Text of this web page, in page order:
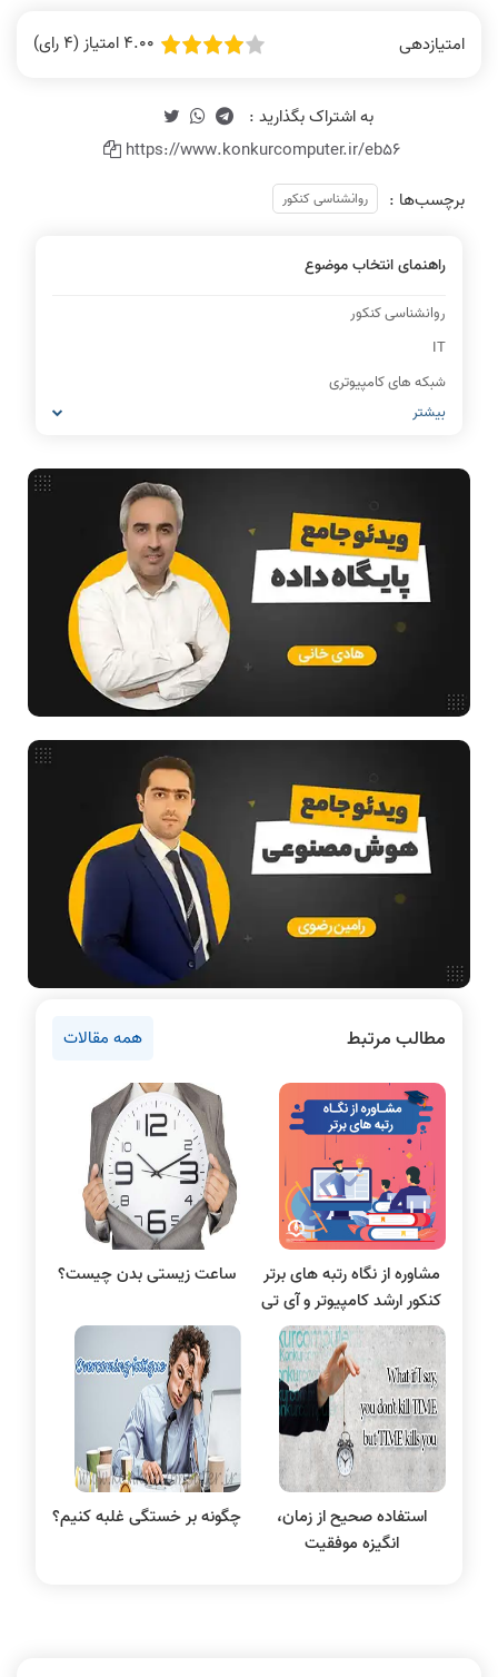
امتیازدهی 4.00 امتیاز (4 رای)
https://www.konkurcomputer.ir/eb56
برچسب‌ها :
روانشناسی کنکور
راهنمای انتخاب موضوع
روانشناسی کنکور
IT
شبکه های کامپیوتری
مشاغل رشته کامپیوتر
مدار منطقی
ساختمان داده
طراحی الگوریتم
هوش مصنوعی
فیلم حل سوال و تست
مقالات عمومی رشته کامپیوتر
ادامه تحصیل در رشته کامپیوتر
آمادگی برای کنکور
دانشگاه ها
اخبار آزمون ها
دروس مهندسی کامپیوتر
پایتون
سی شارپ
علم داده
مقاله نویسی
بلاکچین
پایگاه داده
الکترونیک دیجیتال
سیستم عامل
نظریه زبانها
سیگنال و سیستمها
بیشتر
مطالب مرتبط همه مقالات
مشاوره از نگاه رتبه های برتر
کنکور ارشد کامپیوتر و آی تی
ساعت زيستی بدن چیست؟
استفاده صحیح از زمان،
انگیزه موفقیت
چگونه بر خستگی غلبه کنیم؟